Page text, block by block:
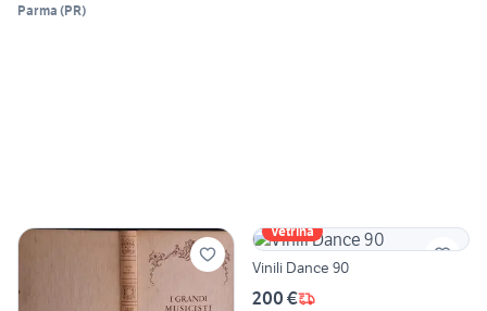
Parma (PR)
Vetrina
Vinili Dance 90
200 €